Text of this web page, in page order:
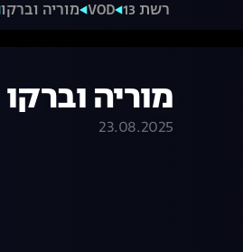
רשת 13 VOD מוריה וברקו
מוריה וברקו 23.08.25 - התכנית המלאה
23.08.2025